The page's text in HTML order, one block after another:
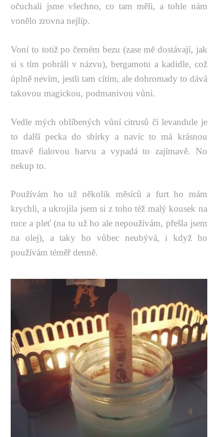
očuchali jsme všechno, co tam měli, a tohle nám
vonělo zrovna nejlíp.
Voní to totiž po černém bezu (zase mě dostávají, jak
si s tím pohráli v názvu), bergamotu a kadidle, což
úplně nevím, jestli tam cítím, ale dohromady to dává
takovou magickou, podmanivou vůni.
Vedle mých oblíbených vůní citrusů či levandule je
to další pecka do sbírky a navíc to má krásnou
tmavě fialovou barvu a vypadá to zajímavě. No
nekup to.
Používám ho už několik měsíců a furt ho mám
krychli, a ukrojila jsem si z toho též malý kousek na
ruce a pleť (na tu už ho ale nepoužívám, přešla jsem
na olej), a taky ho vůbec neubývá, i když ho
používám téměř denně.